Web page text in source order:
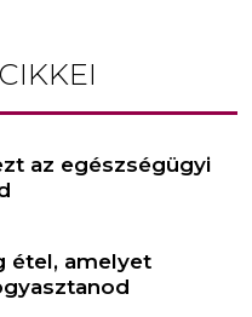
az egészségügyi
étel, amelyet